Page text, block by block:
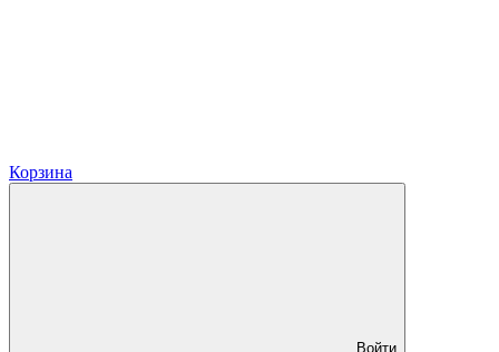
Корзина
Войти